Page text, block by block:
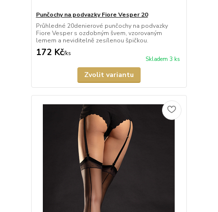
Punčochy na podvazky Fiore Vesper 20
Průhledné 20denierové punčochy na podvazky
Fiore Vesper s ozdobným švem, vzorovaným
lemem a neviditelně zesílenou špičkou.
172 Kč/ks
Skladem 3 ks
Zvolit variantu